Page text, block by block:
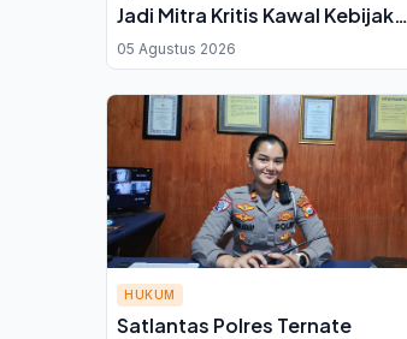
Jadi Mitra Kritis Kawal Kebijakan
Daerah
05 Agustus 2026
HUKUM
Satlantas Polres Ternate